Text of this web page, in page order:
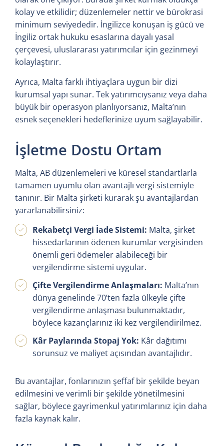
kolay ve etkilidir; düzenlemeler nettir ve bürokrasi
minimum seviyededir. İngilizce konuşan iş gücü ve
İngiliz ortak hukuku esaslarına dayalı yasal
çerçevesi, uluslararası yatırımcılar için gezinmeyi
kolaylaştırır.
Ayrıca, Malta farklı ihtiyaçlara uygun bir dizi
kurumsal yapı sunar. Tek yatırımcıysanız veya daha
büyük bir operasyon planlıyorsanız, Malta’nın
esnek seçenekleri hedeflerinize uyum sağlayabilir.
İşletme Dostu Ortam
Malta, AB düzenlemeleri ve küresel standartlarla
tamamen uyumlu olan avantajlı vergi sistemiyle
tanınır. Bir Malta şirketi kurarak şu avantajlardan
yararlanabilirsiniz:
Rekabetçi Vergi İade Sistemi: Malta, şirket
hissedarlarının ödenen kurumlar vergisinden
önemli geri ödemeler alabileceği bir
vergilendirme sistemi uygular.
Çifte Vergilendirme Anlaşmaları: Malta’nın
dünya genelinde 70’ten fazla ülkeyle çifte
vergilendirme anlaşması bulunmaktadır,
böylece kazançlarınız iki kez vergilendirilmez.
Kâr Paylarında Stopaj Yok: Kâr dağıtımı
sorunsuz ve maliyet açısından avantajlıdır.
Bu avantajlar, fonlarınızın şeffaf bir şekilde beyan
edilmesini ve verimli bir şekilde yönetilmesini
sağlar, böylece gayrimenkul yatırımlarınız için daha
fazla kaynak kalır.